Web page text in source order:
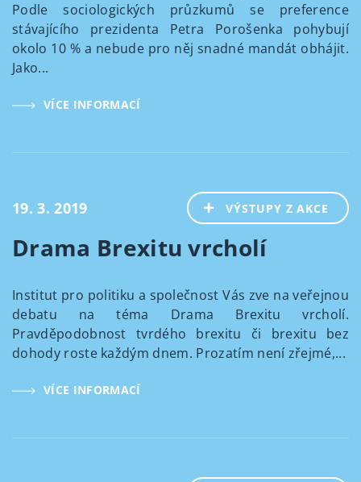
Podle sociologických průzkumů se preference
stávajícího prezidenta Petra Porošenka pohybují
okolo 10 % a nebude pro něj snadné mandát obhájit.
Jako...
VÍCE INFORMACÍ
19. 3. 2019 VÝSTUPY Z AKCE
Drama Brexitu vrcholí
Institut pro politiku a společnost Vás zve na veřejnou
debatu na téma Drama Brexitu vrcholí.
Pravděpodobnost tvrdého brexitu či brexitu bez
dohody roste každým dnem. Prozatím není zřejmé,...
VÍCE INFORMACÍ